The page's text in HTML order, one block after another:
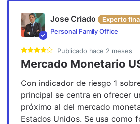
Jose Criado Experto
Personal Family Office
Publicado hace 2 meses
Mercado Monetario
Con indicador de riesgo 1
principal se centra en ofrecer
próximo al del mercado
Estados Unidos. Se usa como